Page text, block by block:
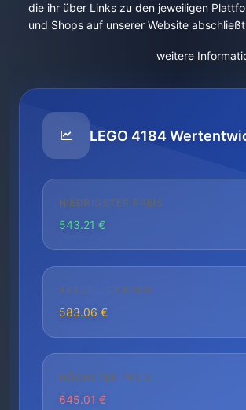
die ihr über Links zu den jeweiligen
und Shops auf unserer Website
weitere
LEGO 4184
NIEDRIGSTER PREIS
543.21 €
AKTUELLER PREIS
583.06 €
HÖCHSTER PREIS
645.01 €